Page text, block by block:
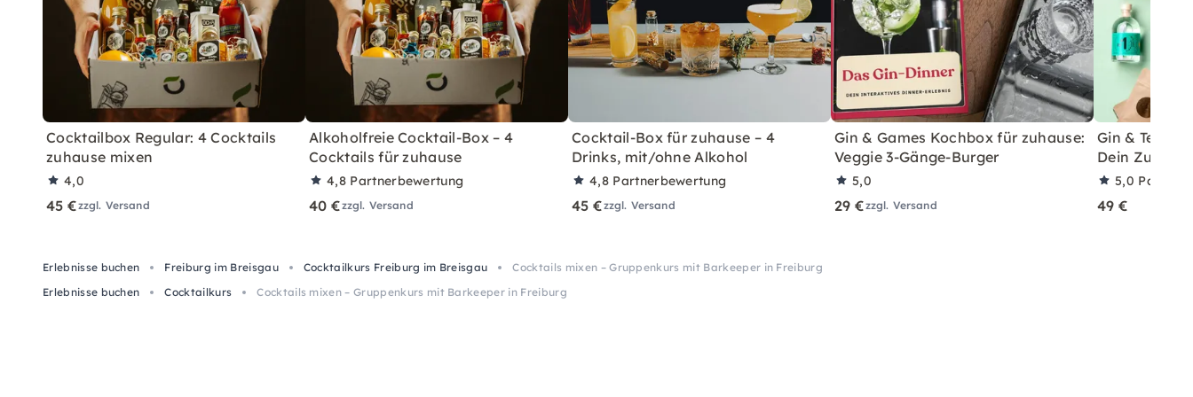
Cocktailbox Regular: 4 Cocktails
zuhause mixen
4,0
45 €zzgl. Versand
Alkoholfreie Cocktail-Box – 4
Cocktails für zuhause
4,8 Partnerbewertung
40 €zzgl. Versand
Cocktail-Box für zuhause – 4
Drinks, mit/ohne Alkohol
4,8 Partnerbewertung
45 €zzgl. Versand
Gin & Games Kochbox für zuhause:
Veggie 3-Gänge-Burger
5,0
29 €zzgl. Versand
Gin & Tea
Dein
5,0
49 €
Erlebnisse buchen Freiburg im Breisgau Cocktailkurs Freiburg im Breisgau
Cocktails mixen – Gruppenkurs mit Barkeeper in Freiburg
Erlebnisse buchen
Cocktailkurs Cocktails mixen – Gruppenkurs mit Barkeeper in Freiburg